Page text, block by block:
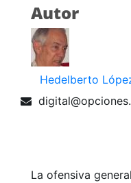
Autor
Hedelberto
La ofensiva general